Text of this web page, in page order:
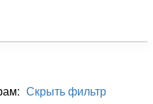
Скрыть фильтр